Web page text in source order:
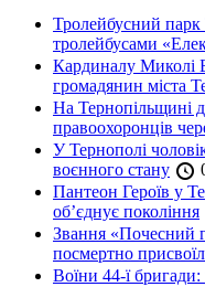
Тролейбусний
тролейбусами
Кардиналу Миколі
громадянин міста
На Тернопільщині
правоохоронців
У Тернополі
воєнного стану
Пантеон Героїв у
об’єднує покоління
Звання «Почесний
посмертно
Воїни 44-ї бригади: